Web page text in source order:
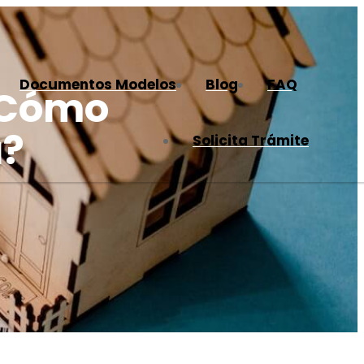
Documentos Modelos Blog FAQ
Solicita Trámite